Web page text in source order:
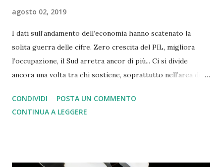
agosto 02, 2019
I dati sull’andamento dell’economia hanno scatenato la
solita guerra delle cifre. Zero crescita del PIL, migliora
l’occupazione, il Sud arretra ancor di più... Ci si divide
ancora una volta tra chi sostiene, soprattutto nell’area di
contrario chi ritiene che si stia andando indietro! Ancora
una volta si scade in un conflitto sterile, più tecnicamente
CONDIVIDI
POSTA UN COMMENTO
CONTINUA A LEGGERE